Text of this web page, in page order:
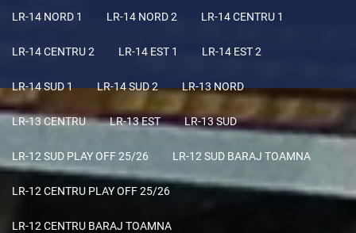
LR-14 NORD 1 LR-14 NORD 2 LR-14 CENTRU 1
LR-14 CENTRU 2 LR-14 EST 1 LR-14 EST 2
LR-14 SUD 1 LR-14 SUD 2 LR-13 NORD
LR-13 CENTRU LR-13 EST LR-13 SUD
LR-12 SUD PLAY OFF 25/26 LR-12 SUD BARAJ TOAMNA
LR-12 CENTRU PLAY OFF 25/26
LR-12 CENTRU BARAJ TOAMNA